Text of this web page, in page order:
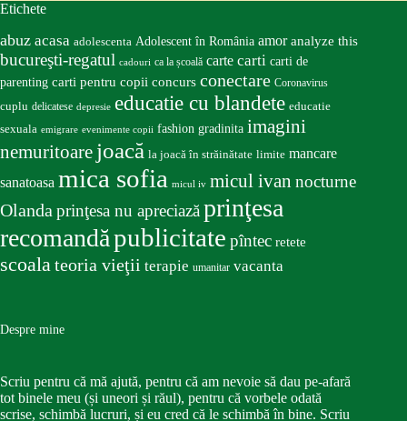
Etichete
abuz acasa adolescenta Adolescent în România amor analyze this
bucureşti-regatul cadouri ca la școală carte carti carti de
parenting carti pentru copii concurs conectare Coronavirus
cuplu delicatese depresie educatie cu blandete educatie
sexuala emigrare evenimente copii fashion gradinita imagini
nemuritoare joacă la joacă în străinătate limite mancare
sanatoasa mica sofia micul iv micul ivan nocturne
Olandaprinţesa nu apreciazăprinţesa
recomandăpublicitate pîntec retete
scoalateoria vieţii terapie umanitar vacanta
Despre mine
Scriu pentru că mă ajută, pentru că am nevoie să dau pe-afară
tot binele meu (și uneori și răul), pentru că vorbele odată
scrise, schimbă lucruri, și eu cred că le schimbă în bine. Scriu